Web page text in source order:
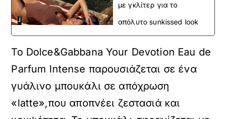
με γκλίτερ για το
απόλυτο sunkissed look
Το Dolce&Gabbana Your Devotion Eau de
Parfum Intense παρουσιάζεται σε ένα
γυάλινο μπουκάλι σε απόχρωση
«latte»,που αποπνέει ζεστασιά και